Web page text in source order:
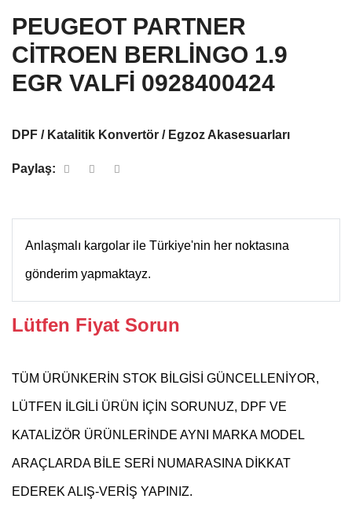
PEUGEOT PARTNER
CİTROEN BERLİNGO 1.9
EGR VALFİ 0928400424
DPF / Katalitik Konvertör / Egzoz Akasesuarları
Paylaş:
Anlaşmalı kargolar ile Türkiye'nin her noktasına
gönderim yapmaktayz.
Lütfen Fiyat Sorun
TÜM ÜRÜNKERİN STOK BİLGİSİ GÜNCELLENİYOR,
LÜTFEN İLGİLİ ÜRÜN İÇİN SORUNUZ, DPF VE
KATALİZÖR ÜRÜNLERİNDE AYNI MARKA MODEL
ARAÇLARDA BİLE SERİ NUMARASINA DİKKAT
EDEREK ALIŞ-VERİŞ YAPINIZ.